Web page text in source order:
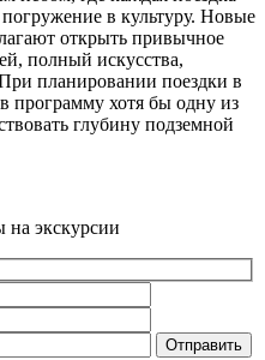
погружение в культуру. Новые
открыть привычное
полный искусства,
планировании поездки в
программу хотя бы одну из
глубину подземной
на экскурсии